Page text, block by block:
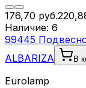
176,70 руб.
Наличие: 6
99445
ALBARIZA
В
Eurolamp